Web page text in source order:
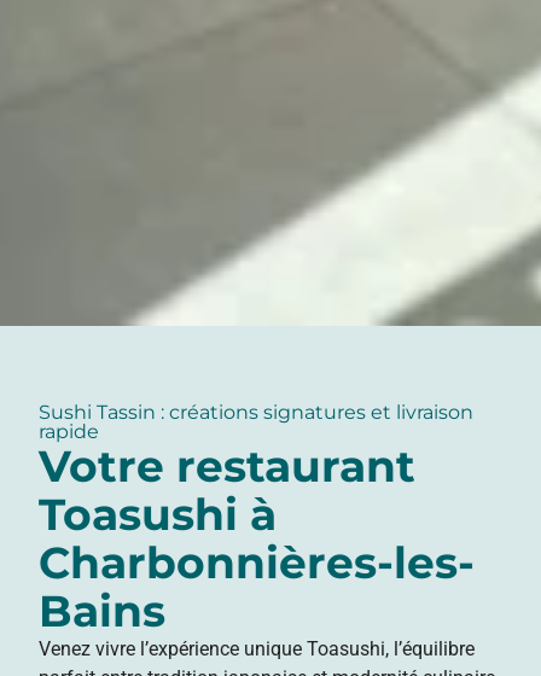
Sushi Tassin : créations signatures et livraison
rapide
Votre restaurant
Toasushi à
Charbonnières-les-
Bains
Venez vivre l’expérience unique Toasushi, l’équilibre